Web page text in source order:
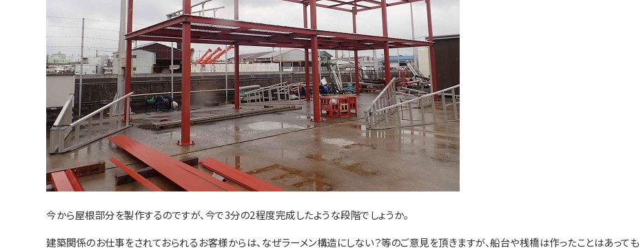
今から屋根部分を製作するのですが、今で3分の2程度完成したような段階でしょうか。
建築関係のお仕事をされておられるお客様からは、なぜラーメン構造にしない？等のご意見を頂きますが、船台や桟橋は作ったことはあっても